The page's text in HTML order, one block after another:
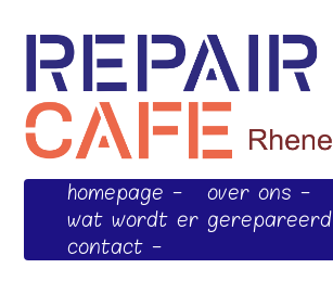
homepage over ons
wat wordt er gerepareerd
contact